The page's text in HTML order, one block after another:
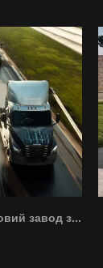
завод з...